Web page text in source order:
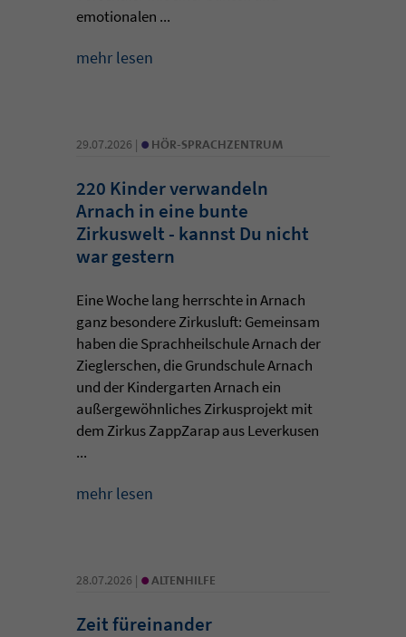
emotionalen ...
mehr lesen
29.07.2026 | • HÖR-SPRACHZENTRUM
220 Kinder verwandeln
Arnach in eine bunte
Zirkuswelt - kannst Du nicht
war gestern
Eine Woche lang herrschte in Arnach
ganz besondere Zirkusluft: Gemeinsam
haben die Sprachheilschule Arnach der
Zieglerschen, die Grundschule Arnach
und der Kindergarten Arnach ein
außergewöhnliches Zirkusprojekt mit
dem Zirkus ZappZarap aus Leverkusen
...
mehr lesen
28.07.2026 | • ALTENHILFE
Zeit füreinander